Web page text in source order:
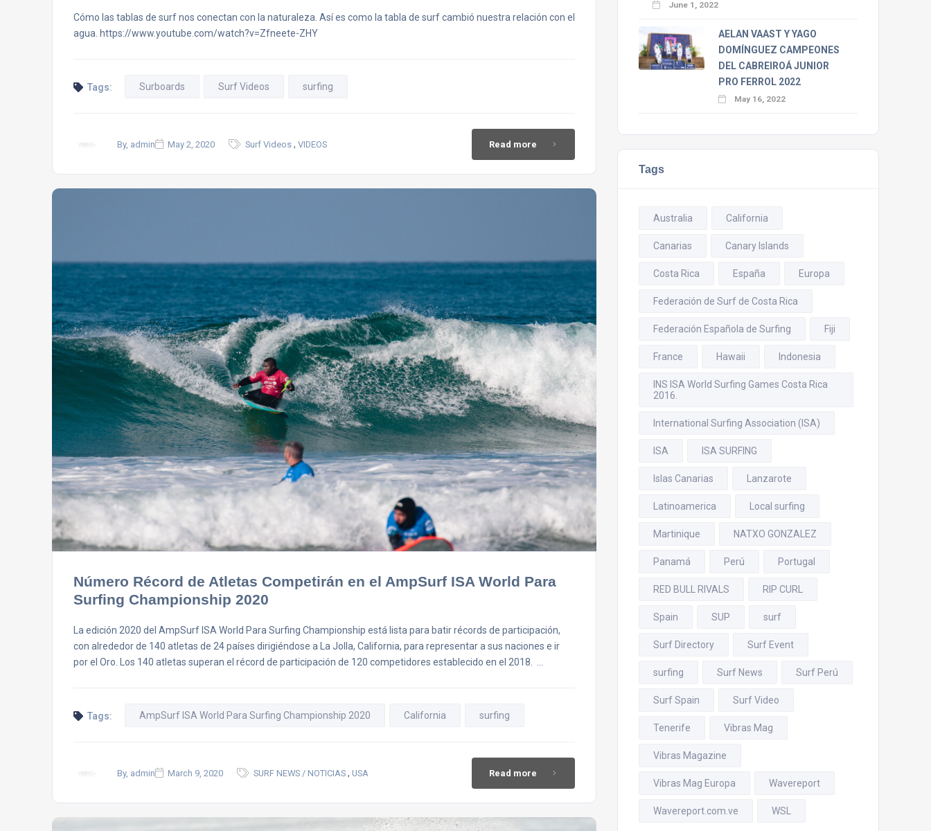
Cómo las tablas de surf nos conectan con la naturaleza. Así es como la tabla de surf cambió nuestra relación con el
agua. https://www.youtube.com/watch?v=Zfneete-ZHY
Tags: Surboards Surf Videos surfing
By, admin May 2, 2020 Surf Videos , VIDEOS Read more
Número Récord de Atletas Competirán en el AmpSurf ISA World Para
Surfing Championship 2020
La edición 2020 del AmpSurf ISA World Para Surfing Championship está lista para batir récords de participación,
con alrededor de 140 atletas de 24 países dirigiéndose a La Jolla, California, para representar a sus naciones e ir
por el Oro. Los 140 atletas superan el récord de participación de 120 competidores establecido en el 2018. …
Tags: AmpSurf ISA World Para Surfing Championship 2020 California surfing
By, admin March 9, 2020 SURF NEWS / NOTICIAS , USA Read more
June 1, 2022
AELAN VAAST Y YAGO
DOMÍNGUEZ CAMPEONES
DEL CABREIROÁ JUNIOR
PRO FERROL 2022
May 16, 2022
Tags
Australia California
Canarias Canary Islands
Costa Rica España Europa
Federación de Surf de Costa Rica
Federación Española de Surfing Fiji
France Hawaii Indonesia
INS ISA World Surfing Games Costa Rica
2016.
International Surfing Association (ISA)
ISA ISA SURFING
Islas Canarias Lanzarote
Latinoamerica Local surfing
Martinique NATXO GONZALEZ
Panamá Perú Portugal
RED BULL RIVALS RIP CURL
Spain SUP surf
Surf Directory Surf Event
surfing Surf News Surf Perú
Surf Spain Surf Video
Tenerife Vibras Mag
Vibras Magazine
Vibras Mag Europa Wavereport
Wavereport.com.ve WSL